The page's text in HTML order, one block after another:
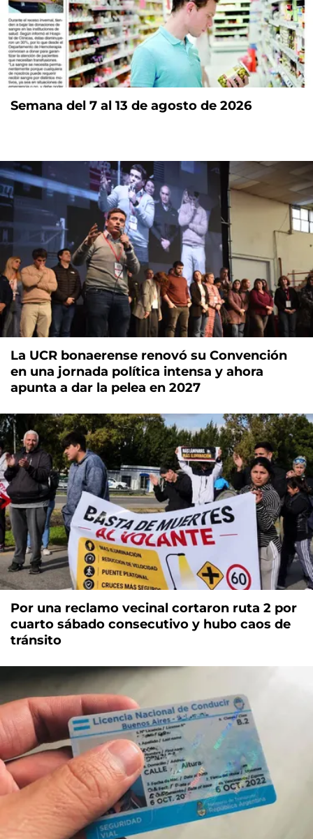
Semana del 7 al 13 de agosto de 2026
La UCR bonaerense renovó su Convención
en una jornada política intensa y ahora
apunta a dar la pelea en 2027
Por una reclamo vecinal cortaron ruta 2 por
cuarto sábado consecutivo y hubo caos de
tránsito